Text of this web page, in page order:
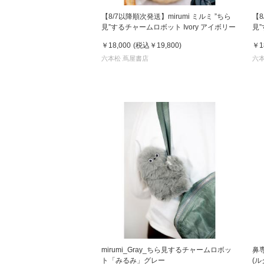
【8/7以降順次発送】mirumi ミルミ ”ちら
見”するチャームロボット Ivory アイボリー
￥18,000 (税込 ￥19,800)
六本松 蔦屋書店
見
￥
六
mirumi_Gray_ちら見するチャームロボッ
ト「みるみ」グレー
鼻
(ル